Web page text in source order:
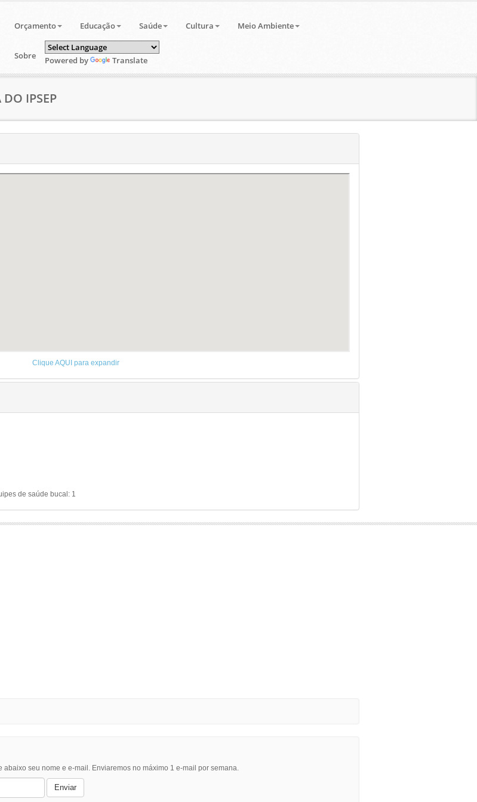
Orçamento Educação Saúde Cultura Meio Ambiente
Sobre Powered by Translate
IPSEP
Clique AQUI para expandir
de saúde bucal: 1
seu nome e e-mail. Enviaremos no máximo 1 e-mail por semana.
Enviar